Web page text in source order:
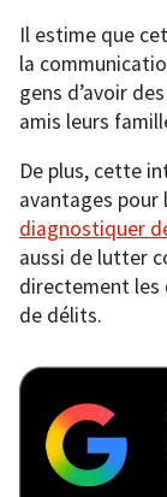
Il estime que
la
gens d’avoir
amis leurs
De plus, cette
avantages pour
diagnostiquer
aussi de lutter
directement les
de délits.